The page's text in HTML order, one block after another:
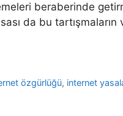
beraberinde
da bu
özgürlüğü, internet